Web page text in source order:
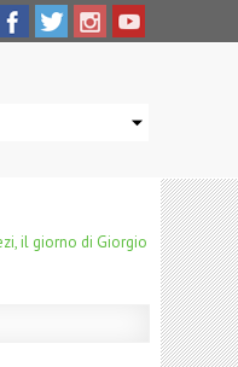
il giorno di Giorgio